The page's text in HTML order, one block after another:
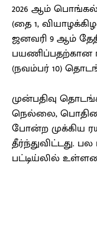
2026 ஆம்
(தை 1,
ஜனவரி 9 ஆம்
பயணிப்பதற்கான
(நவம்பர் 10)
முன்பதிவு
நெல்லை,
போன்ற முக்கிய
தீர்ந்துவிட்டது. பல
பட்டிய்லில்